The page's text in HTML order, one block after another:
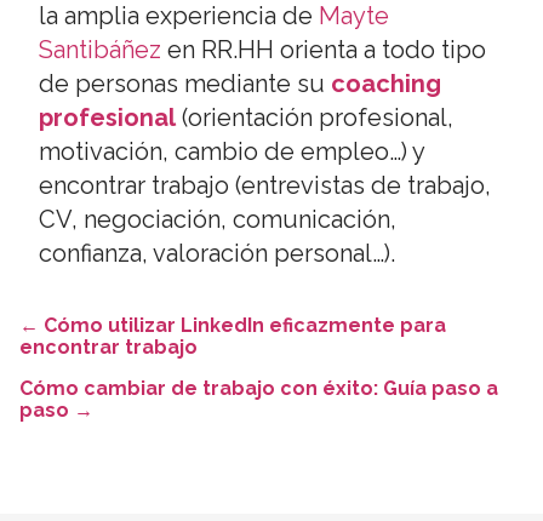
la amplia experiencia de Mayte
Santibáñez en RR.HH orienta a todo tipo
de personas mediante su coaching
profesional (orientación profesional,
motivación, cambio de empleo…) y
encontrar trabajo (entrevistas de trabajo,
CV, negociación, comunicación,
confianza, valoración personal…).
← Cómo utilizar LinkedIn eficazmente para
encontrar trabajo
Cómo cambiar de trabajo con éxito: Guía paso a
paso →